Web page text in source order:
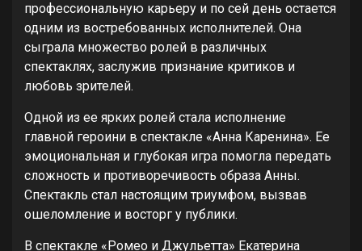
профессиональную карьеру и по сей день остается
одним из востребованных исполнителей. Она
сыграла множество ролей в различных
спектаклях, заслужив признание критиков и
любовь зрителей.
Одной из ее ярких ролей стала исполнение
главной героини в спектакле «Анна Каренина». Ее
эмоциональная и глубокая игра помогла передать
сложность и противоречивость образа Анны.
Спектакль стал настоящим триумфом, вызвав
ошеломление и восторг у публики.
В спектакле «Ромео и Джульетта» Екатерина